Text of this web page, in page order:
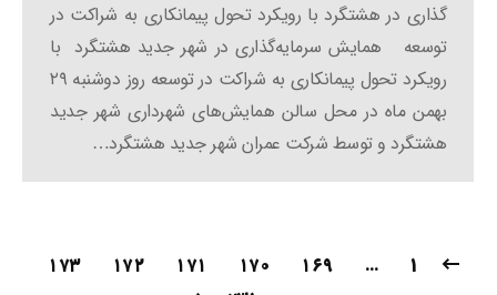
گذاری در هشتگرد با رویکرد تحول پیمانکاری به شراکت در
توسعه همایش سرمایه‌گذاری در شهر جدید هشتگرد با
رویکرد تحول پیمانکاری به شراکت در توسعه روز دوشنبه ۲۹
بهمن ماه در محل سالن همایش‌های شهرداری شهر جدید
هشتگرد و توسط شرکت عمران شهر جدید هشتگرد…
1
… ۱۶۹ ۱۷۰ ۱۷۱ ۱۷۲
۱۷۳